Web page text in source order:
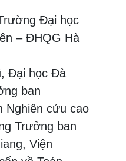
Đại học
– ĐHQG Hà
Đại học Đà
ban
Nghiên cứu cao
Trưởng ban
Viện